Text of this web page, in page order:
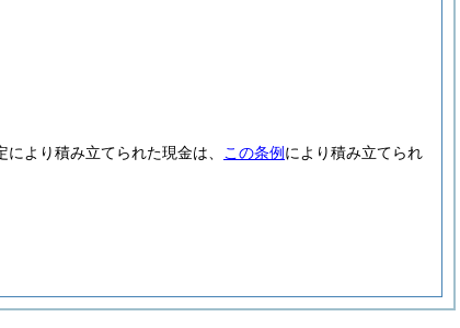
により積み立てられた現金は、 この条例 により積み立てられ